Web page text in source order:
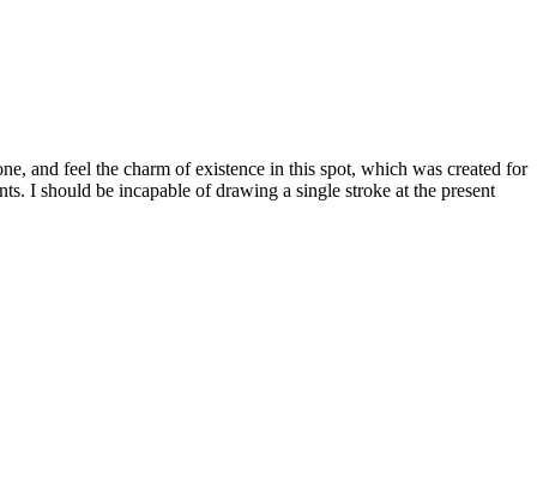
and feel the charm of existence in this spot, which was created for
I should be incapable of drawing a single stroke at the present